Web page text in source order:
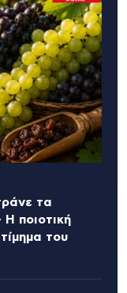
τα
ποιοτική
του